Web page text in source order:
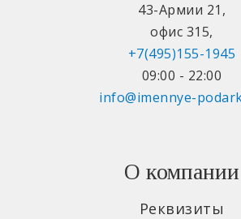
43-Армии 21 ,
офис 315,
+7(495)155-1945
09:00 - 22:00
info@imennye-
О компании
Реквизиты